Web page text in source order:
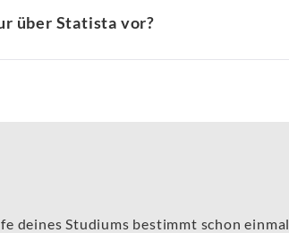
über Statista vor?
deines Studiums bestimmt schon einmal